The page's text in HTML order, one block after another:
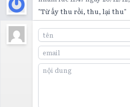
"Từ ấy thu rồi, thu, lại thu"